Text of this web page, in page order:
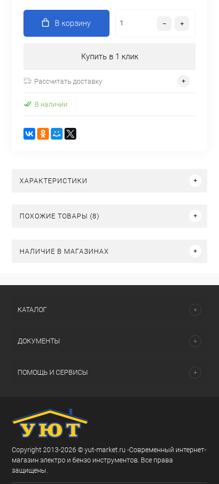
В корзину
Купить в 1 клик
Рассчитать доставку
В наличии
ХАРАКТЕРИСТИКИ
ПОХОЖИЕ ТОВАРЫ (8)
НАЛИЧИЕ В МАГАЗИНАХ
КАТАЛОГ
ДОКУМЕНТЫ
ПОМОЩЬ И СЕРВИСЫ
Copyright 2013-2026 © yut-market.ru -Современный интернет-
магазин электро и бензо инструментов. Все права
защищены.